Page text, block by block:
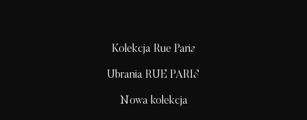
Kolekcja Rue Paris
Ubrania RUE PARIS
Nowa kolekcja